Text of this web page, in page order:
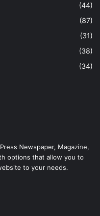
(44)
(87)
(31)
(38)
(34)
Newspaper, Magazine,
options that allow you to
to your needs.